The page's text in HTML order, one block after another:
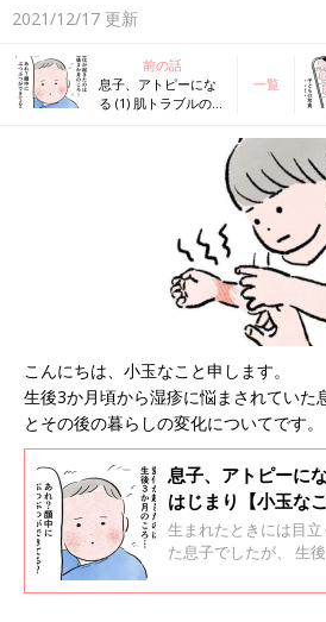
2021/12/17 更新
前の話
息子、アトピーにな
る (1) 肌トラブルのは
一覧
こんにちは、小玉なこと申します。
生後3か月頃から湿疹に悩まされていた
とその後の暮らしの変化についてです。
息子、アトピーに
はじまり【小玉な
ちゃん」#20】
生まれたときには目
た息子でしたが、 生